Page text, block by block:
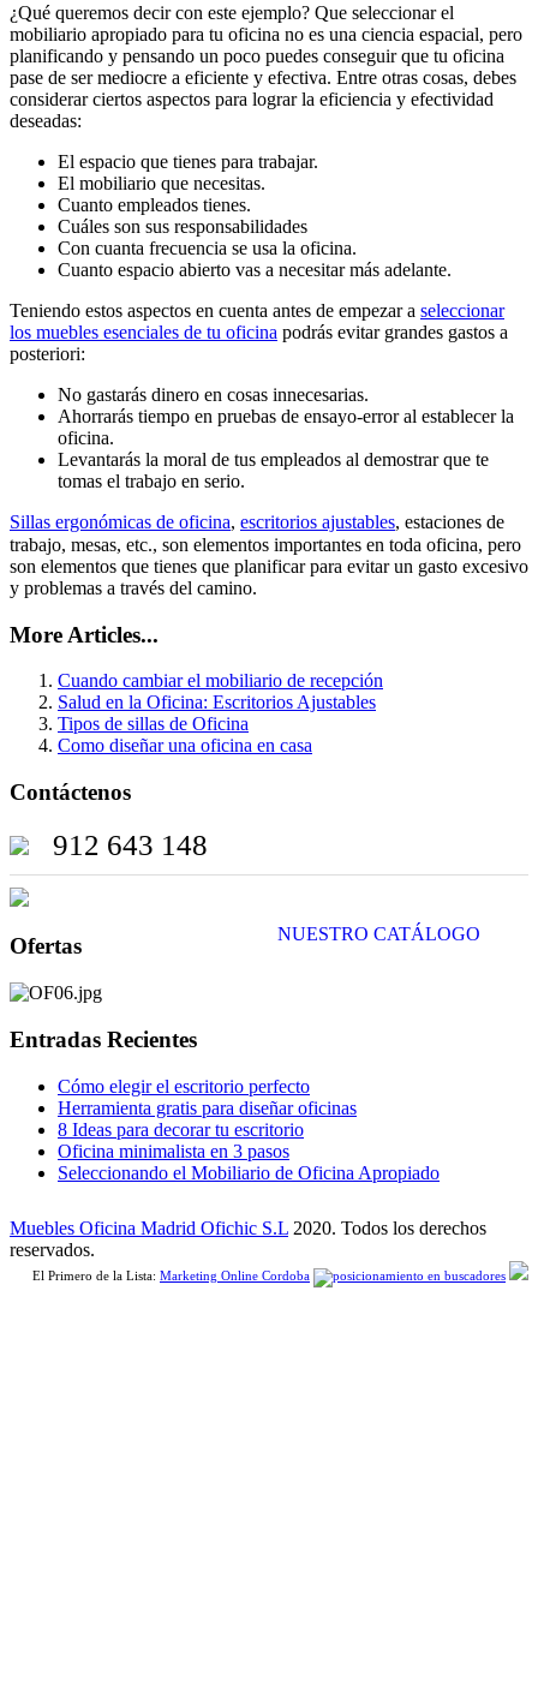
¿Qué queremos decir con este ejemplo? Que seleccionar el
mobiliario apropiado para tu oficina no es una ciencia espacial, pero
planificando y pensando un poco puedes conseguir que tu oficina
pase de ser mediocre a eficiente y efectiva. Entre otras cosas, debes
considerar ciertos aspectos para lograr la eficiencia y efectividad
deseadas:
El espacio que tienes para trabajar.
El mobiliario que necesitas.
Cuanto empleados tienes.
Cuáles son sus responsabilidades
Con cuanta frecuencia se usa la oficina.
Cuanto espacio abierto vas a necesitar más adelante.
Teniendo estos aspectos en cuenta antes de empezar a seleccionar
los muebles esenciales de tu oficina podrás evitar grandes gastos a
posteriori:
No gastarás dinero en cosas innecesarias.
Ahorrarás tiempo en pruebas de ensayo-error al establecer la
oficina.
Levantarás la moral de tus empleados al demostrar que te
tomas el trabajo en serio.
Sillas ergonómicas de oficina, escritorios ajustables, estaciones de
trabajo, mesas, etc., son elementos importantes en toda oficina, pero
son elementos que tienes que planificar para evitar un gasto excesivo
y problemas a través del camino.
More Articles...
Cuando cambiar el mobiliario de recepción
Salud en la Oficina: Escritorios Ajustables
Tipos de sillas de Oficina
Como diseñar una oficina en casa
Contáctenos
912 643 148
NUESTRO CATÁLOGO
Ofertas
Entradas Recientes
Cómo elegir el escritorio perfecto
Herramienta gratis para diseñar oficinas
8 Ideas para decorar tu escritorio
Oficina minimalista en 3 pasos
Seleccionando el Mobiliario de Oficina Apropiado
Muebles Oficina Madrid Ofichic S.L 2020. Todos los derechos
reservados.
El Primero de la Lista: Marketing Online Cordoba